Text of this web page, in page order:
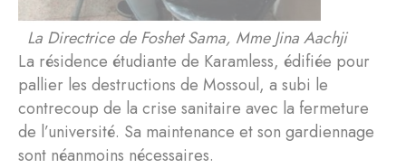
La Directrice de Foshet Sama, Mme Jina Aachji
La résidence étudiante de Karamless, édifiée pour
pallier les destructions de Mossoul, a subi le
contrecoup de la crise sanitaire avec la fermeture
de l’université. Sa maintenance et son gardiennage
sont néanmoins nécessaires.